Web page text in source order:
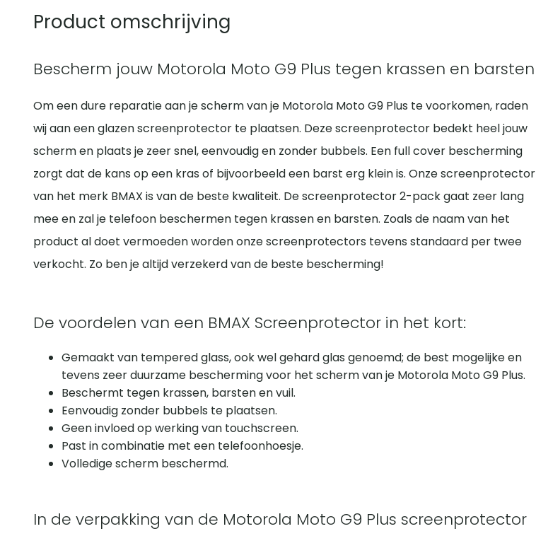
Product omschrijving
Bescherm jouw Motorola Moto G9 Plus tegen krassen en barsten
Om een dure reparatie aan je scherm van je Motorola Moto G9 Plus te voorkomen, raden
wij aan een glazen screenprotector te plaatsen. Deze screenprotector bedekt heel jouw
scherm en plaats je zeer snel, eenvoudig en zonder bubbels. Een full cover bescherming
zorgt dat de kans op een kras of bijvoorbeeld een barst erg klein is. Onze screenprotector
van het merk BMAX is van de beste kwaliteit. De screenprotector 2-pack gaat zeer lang
mee en zal je telefoon beschermen tegen krassen en barsten. Zoals de naam van het
product al doet vermoeden worden onze screenprotectors tevens standaard per twee
verkocht. Zo ben je altijd verzekerd van de beste bescherming!
De voordelen van een BMAX Screenprotector in het kort:
Gemaakt van tempered glass, ook wel gehard glas genoemd; de best mogelijke en
tevens zeer duurzame bescherming voor het scherm van je Motorola Moto G9 Plus.
Beschermt tegen krassen, barsten en vuil.
Eenvoudig zonder bubbels te plaatsen.
Geen invloed op werking van touchscreen.
Past in combinatie met een telefoonhoesje.
Volledige scherm beschermd.
In de verpakking van de Motorola Moto G9 Plus screenprotector